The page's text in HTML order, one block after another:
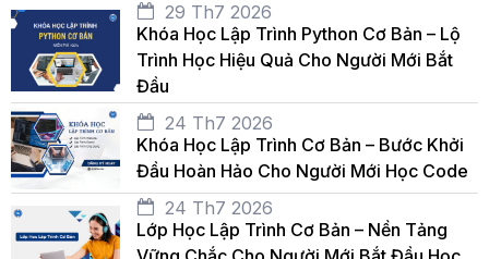
29 Th7 2026
Khóa Học Lập Trình Python Cơ Bản – Lộ
Trình Học Hiệu Quả Cho Người Mới Bắt
Đầu
24 Th7 2026
Khóa Học Lập Trình Cơ Bản – Bước Khởi
Đầu Hoàn Hảo Cho Người Mới Học Code
24 Th7 2026
Lớp Học Lập Trình Cơ Bản – Nền Tảng